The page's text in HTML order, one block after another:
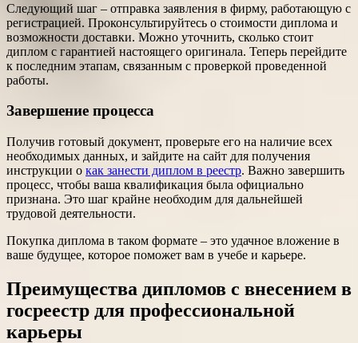
Следующий шаг – отправка заявления в фирму, работающую с
регистрацией. Проконсультируйтесь о стоимости диплома и
возможности доставки. Можно уточнить, сколько стоит
диплом с гарантией настоящего оригинала. Теперь перейдите
к последним этапам, связанным с проверкой проведенной
работы.
Завершение процесса
Получив готовый документ, проверьте его на наличие всех
необходимых данных, и зайдите на сайт для получения
инструкции о как занести диплом в реестр. Важно завершить
процесс, чтобы ваша квалификация была официально
признана. Это шаг крайне необходим для дальнейшей
трудовой деятельности.
Покупка диплома в таком формате – это удачное вложение в
ваше будущее, которое поможет вам в учебе и карьере.
Преимущества дипломов с внесением в
госреестр для профессиональной
карьеры